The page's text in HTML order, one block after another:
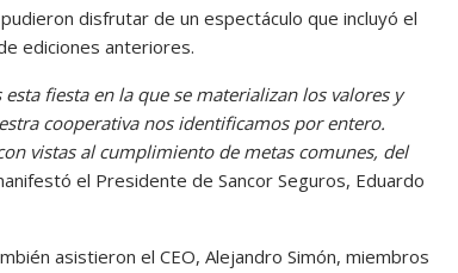
disfrutar de un espectáculo que incluyó el
ediciones anteriores.
fiesta en la que se materializan los valores y
cooperativa nos identificamos por entero.
vistas al cumplimiento de metas comunes, del
el Presidente de Sancor Seguros, Eduardo
asistieron el CEO, Alejandro Simón, miembros